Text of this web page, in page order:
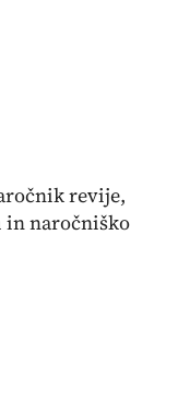
revije,
naročniško